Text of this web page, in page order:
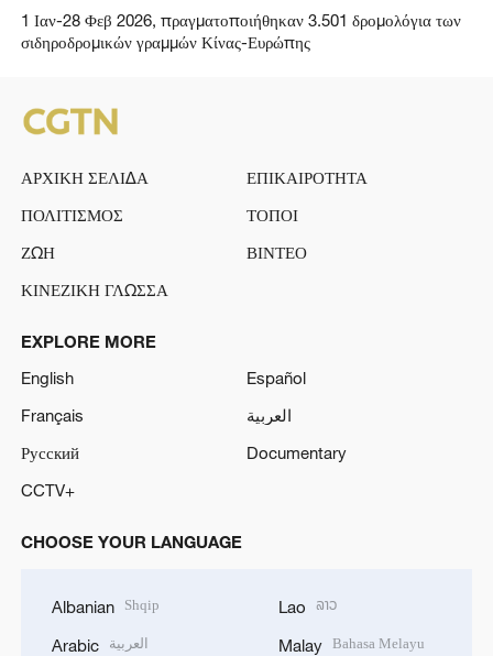
1 Ιαν-28 Φεβ 2026, πραγματοποιήθηκαν 3.501 δρομολόγια των
σιδηροδρομικών γραμμών Κίνας-Ευρώπης
ΑΡΧΙΚΗ ΣΕΛΙΔΑ
ΕΠΙΚΑΙΡΟΤΗΤΑ
ΠΟΛΙΤΙΣΜΟΣ
ΤΟΠΟΙ
ΖΩΗ
ΒΙΝΤΕΟ
ΚΙΝΕΖΙΚΗ ΓΛΩΣΣΑ
EXPLORE MORE
English
Español
Français
العربية
Русский
Documentary
CCTV+
CHOOSE YOUR LANGUAGE
Albanian Shqip
Arabic العربية
Lao ລາວ
Malay Bahasa Melayu